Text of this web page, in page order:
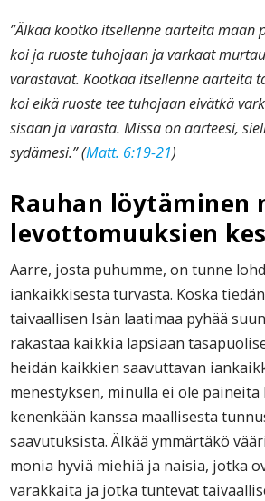
”Älkää kootko itsellenne aarteita maan
koi ja ruoste tuhojaan ja varkaat
varastavat. Kootkaa itsellenne aarteita
koi eikä ruoste tee tuhojaan eivätkä
sisään ja varasta. Missä on aarteesi,
sydämesi.” (Matt. 6:19-21)
Rauhan löytäminen
levottomuuksien
Aarre, josta puhumme, on tunne
iankaikkisesta turvasta. Koska
taivaallisen Isän laatimaa pyhää
rakastaa kaikkia lapsiaan
heidän kaikkien saavuttavan
menestyksen, minulla ei ole paineita
kenenkään kanssa maallisesta
saavutuksista. Älkää ymmärtäkö
monia hyviä miehiä ja naisia, jotka
varakkaita ja jotka tuntevat